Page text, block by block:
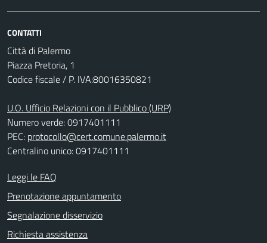
CONTATTI
Città di Palermo
Piazza Pretoria, 1
Codice fiscale / P. IVA:80016350821
U.O. Ufficio Relazioni con il Pubblico (URP)
Numero verde: 0917401111
PEC: protocollo@cert.comune.palermo.it
Centralino unico: 0917401111
Leggi le FAQ
Prenotazione appuntamento
Segnalazione disservizio
Richiesta assistenza